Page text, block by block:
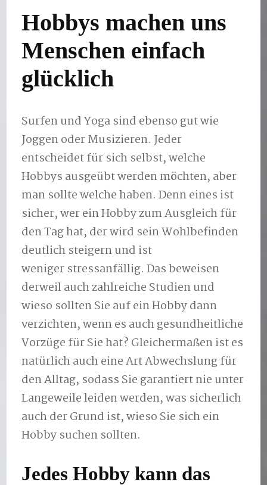
Hobbys machen uns
Menschen einfach
glücklich
Surfen und Yoga sind ebenso gut wie
Joggen oder Musizieren. Jeder
entscheidet für sich selbst, welche
Hobbys ausgeübt werden möchten, aber
man sollte welche haben. Denn eines ist
sicher, wer ein Hobby zum Ausgleich für
den Tag hat, der wird sein Wohlbefinden
deutlich steigern und ist
weniger stressanfällig. Das beweisen
derweil auch zahlreiche Studien und
wieso sollten Sie auf ein Hobby dann
verzichten, wenn es auch gesundheitliche
Vorzüge für Sie hat? Gleichermaßen ist es
natürlich auch eine Art Abwechslung für
den Alltag, sodass Sie garantiert nie unter
Langeweile leiden werden, was sicherlich
auch der Grund ist, wieso Sie sich ein
Hobby suchen sollten.
Jedes Hobby kann das